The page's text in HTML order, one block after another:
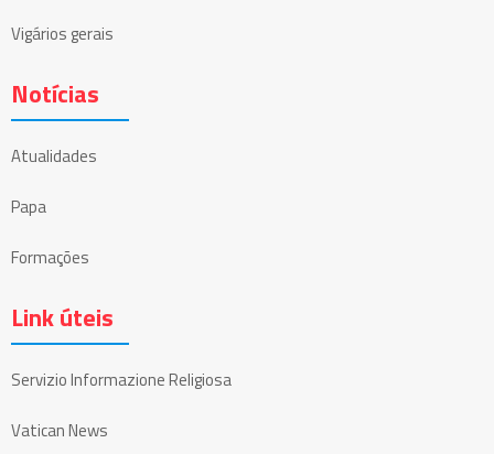
Vigários gerais
Notícias
Atualidades
Papa
Formações
Link úteis
Servizio Informazione Religiosa
Vatican News